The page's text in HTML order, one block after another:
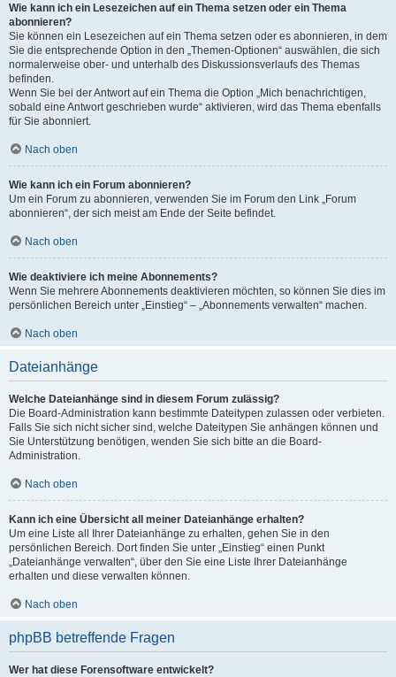
Wie kann ich ein Lesezeichen auf ein Thema setzen oder ein Thema
abonnieren?
Sie können ein Lesezeichen auf ein Thema setzen oder es abonnieren, in dem
Sie die entsprechende Option in den „Themen-Optionen“ auswählen, die sich
normalerweise ober- und unterhalb des Diskussionsverlaufs des Themas
befinden.
Wenn Sie bei der Antwort auf ein Thema die Option „Mich benachrichtigen,
sobald eine Antwort geschrieben wurde“ aktivieren, wird das Thema ebenfalls
für Sie abonniert.
Nach oben
Wie kann ich ein Forum abonnieren?
Um ein Forum zu abonnieren, verwenden Sie im Forum den Link „Forum
abonnieren“, der sich meist am Ende der Seite befindet.
Nach oben
Wie deaktiviere ich meine Abonnements?
Wenn Sie mehrere Abonnements deaktivieren möchten, so können Sie dies im
persönlichen Bereich unter „Einstieg“ – „Abonnements verwalten“ machen.
Nach oben
Dateianhänge
Welche Dateianhänge sind in diesem Forum zulässig?
Die Board-Administration kann bestimmte Dateitypen zulassen oder verbieten.
Falls Sie sich nicht sicher sind, welche Dateitypen Sie anhängen können und
Sie Unterstützung benötigen, wenden Sie sich bitte an die Board-
Administration.
Nach oben
Kann ich eine Übersicht all meiner Dateianhänge erhalten?
Um eine Liste all Ihrer Dateianhänge zu erhalten, gehen Sie in den
persönlichen Bereich. Dort finden Sie unter „Einstieg“ einen Punkt
„Dateianhänge verwalten“, über den Sie eine Liste Ihrer Dateianhänge
erhalten und diese verwalten können.
Nach oben
phpBB betreffende Fragen
Wer hat diese Forensoftware entwickelt?